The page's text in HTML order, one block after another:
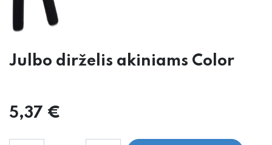
Julbo dirželis akiniams Color
5,37 €